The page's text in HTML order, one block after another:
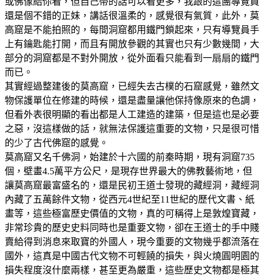
還是個不錯的正妹，講話很溫柔的，感覺很有氣質，此外，莫
高窟是不能拍照的，每間洞窟都用鐵門鎖起來，只有導覽員手
上有鑰匙能打開，而且有開放參觀的其實也只有少數幾間，大
部分的洞窟都是不對外開放，從外面看只能看到一扇扇的鐵門
而已。
其實經過整建後的莫高窟，已經失去古樸的石窟感覺，雖然文
物保護單位在修建的時候，還是盡量讓他保持像原來的色調，
但看外表很明顯的看出都是人工建造的建築，但是這也是必要
之惡，沒這樣做的話，就無法保護這重要的文物，只是很可惜
的少了古代佛窟的感覺。
莫高窟又名千佛洞，始建於十六國的前秦時期，現有洞窟735
個，壁畫4.5萬平方公尺，是現存世界最大的佛教藝術地，但
讓莫高窟最富盛名的，還是民初王道士發現的藏經洞，藏經洞
內藏了五萬餘件文物，從西元4世紀至11世紀的歷代文書、紙
畫等，這些極富歷史價值的文物，真的可稱得上是敦煌寶藏，
非常珍貴的歷史史料同時也是重要文物，卻在王道士的手中賤
賣給得到消息來取寶的外國人，現今重要的文物幾乎都流落在
國外，這真是中國古代文物不可輕饒的損失，與火燒圓明園的
損失程度沒什麼兩樣，甚至更為嚴重，這些歷史文物都是極其